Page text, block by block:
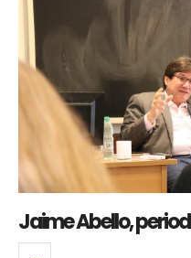
Jaime Abello,